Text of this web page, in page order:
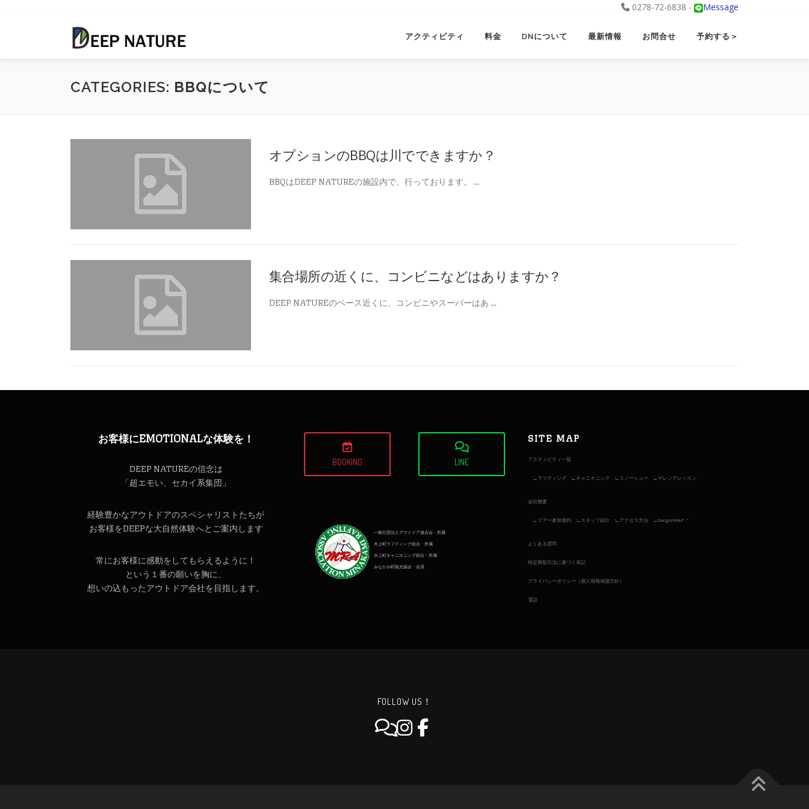
0278-72-6838 -
Message
ン
アクティビティ 料金 DNについて 最新情報 お問合せ 予約する＞
CATEGORIES: BBQについて
オプションのBBQは川でできますか？
BBQはDEEP NATUREの施設内で、行っております。 …
集合場所の近くに、コンビニなどはありますか？
DEEP NATUREのベース近くに、コンビニやスーパーはあ …
お客様にEMOTIONALな体験を！
DEEP NATUREの信念は
「超エモい、セカイ系集団」
経験豊かなアウトドアのスペシャリストたちが
お客様をDEEPな大自然体験へとご案内します
常にお客様に感動をしてもらえるように！
という１番の願いを胸に、
想いの込もったアウトドア会社を目指します。
BOOKING LINE
一般社団法人アウトドア連合会・所属
水上町ラフティング組合・所属
水上町キャニオニング組合・所属
みなかみ町観光協会・会員
SITE MAP
アクティビティ一覧
ラフティング キャニオニング スノーシュー ゲレンデレッスン
会社概要
ツアー参加規約 スタッフ紹介 アクセス方法 GoogleMAP↗︎
よくある質問
特定商取引法に基づく表記
プライバシーポリシー（個人情報保護方針）
電話
FOLLOW US！